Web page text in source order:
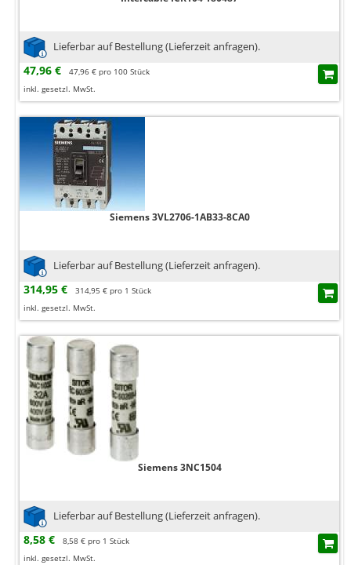
Lieferbar auf Bestellung (Lieferzeit anfragen).
47,96 €
47,96 € pro 100 Stück
inkl. gesetzl. MwSt.
Siemens 3VL2706-1AB33-8CA0
Lieferbar auf Bestellung (Lieferzeit anfragen).
314,95 €
314,95 € pro 1 Stück
inkl. gesetzl. MwSt.
Siemens 3NC1504
Lieferbar auf Bestellung (Lieferzeit anfragen).
8,58 €
8,58 € pro 1 Stück
inkl. gesetzl. MwSt.